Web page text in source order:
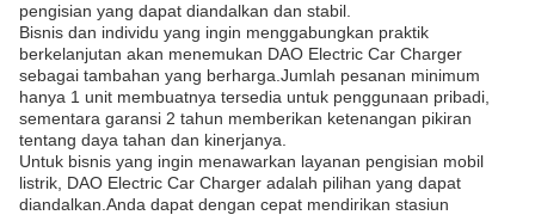
pengisian yang dapat diandalkan dan stabil.
Bisnis dan individu yang ingin menggabungkan praktik
berkelanjutan akan menemukan DAO Electric Car Charger
sebagai tambahan yang berharga.Jumlah pesanan minimum
hanya 1 unit membuatnya tersedia untuk penggunaan pribadi,
sementara garansi 2 tahun memberikan ketenangan pikiran
tentang daya tahan dan kinerjanya.
Untuk bisnis yang ingin menawarkan layanan pengisian mobil
listrik, DAO Electric Car Charger adalah pilihan yang dapat
diandalkan.Anda dapat dengan cepat mendirikan stasiun